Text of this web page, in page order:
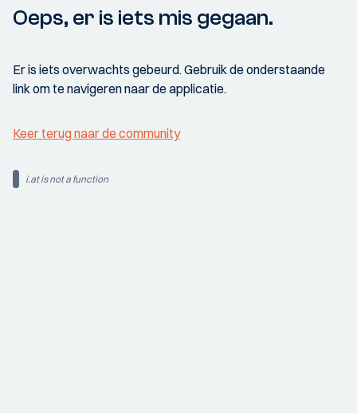
Oeps, er is iets mis gegaan.
Er is iets overwachts gebeurd. Gebruik de onderstaande
link om te navigeren naar de applicatie.
Keer terug naar de community
i.at is not a function